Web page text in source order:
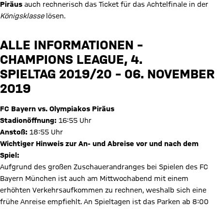
Piräus auch rechnerisch das Ticket für das Achtelfinale in der
Königsklasse lösen.
ALLE INFORMATIONEN –
CHAMPIONS LEAGUE, 4.
SPIELTAG 2019/20 – 06. NOVEMBER
2019
FC Bayern vs. Olympiakos Piräus
Stadionöffnung: 16:55 Uhr
Anstoß: 18:55 Uhr
Wichtiger Hinweis zur An- und Abreise vor und nach dem
Spiel:
Aufgrund des großen Zuschauerandranges bei Spielen des FC
Bayern München ist auch am Mittwochabend mit einem
erhöhten Verkehrsaufkommen zu rechnen, weshalb sich eine
frühe Anreise empfiehlt. An Spieltagen ist das Parken ab 8:00